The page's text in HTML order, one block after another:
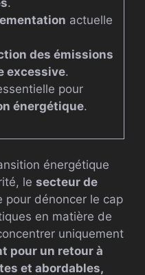
.
actuelle
des émissions
excessive.
pour
énergétique.
énergétique
le secteur de
pour dénoncer le cap
en matière de
uniquement
pour un retour à
et abordables,